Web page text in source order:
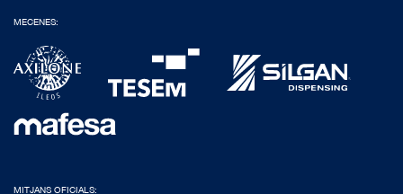
MECENES:
MITJANS OFICIALS: